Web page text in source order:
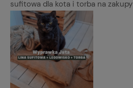
sufitowa dla kota i torba na zakupy